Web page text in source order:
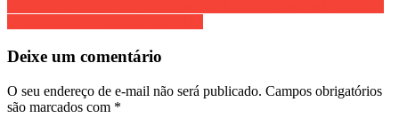
Deixe um comentário
O seu endereço de e-mail não será publicado. Campos obrigatórios
são marcados com *